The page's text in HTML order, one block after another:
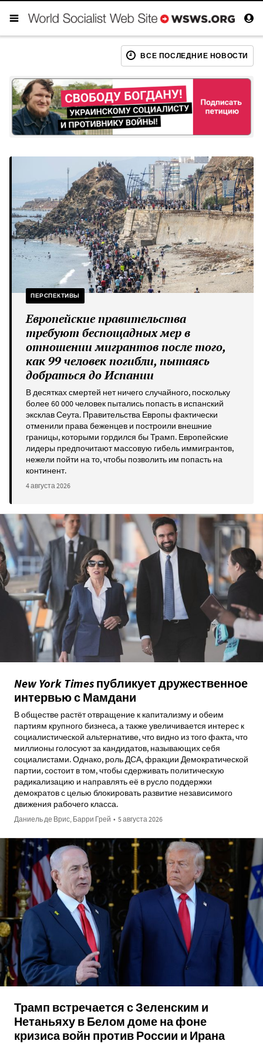
ВСЕ ПОСЛЕДНИЕ НОВОСТИ
ПЕРСПЕКТИВЫ
Европейские правительства
требуют беспощадных мер в
отношении мигрантов после того,
как 99 человек погибли, пытаясь
добраться до Испании
В десятках смертей нет ничего случайного, поскольку
более 60 000 человек пытались попасть в испанский
эксклав Сеута. Правительства Европы фактически
отменили права беженцев и построили внешние
границы, которыми гордился бы Трамп. Европейские
лидеры предпочитают массовую гибель иммигрантов,
нежели пойти на то, чтобы позволить им попасть на
континент.
4 августа 2026
New York Timesпубликует дружественное
интервью с Мамдани
В обществе растёт отвращение к капитализму и обеим
партиям крупного бизнеса, а также увеличивается интерес к
социалистической альтернативе, что видно из того факта, что
миллионы голосуют за кандидатов, называющих себя
социалистами. Однако, роль ДСА, фракции Демократической
партии, состоит в том, чтобы сдерживать политическую
радикализацию и направлять её в русло поддержки
демократов с целью блокировать развитие независимого
движения рабочего класса.
Даниель де Врис, Барри Грей • 5 августа 2026
Трамп встречается с Зеленским и
Нетаньяху в Белом доме на фоне
кризиса войн против России и Ирана